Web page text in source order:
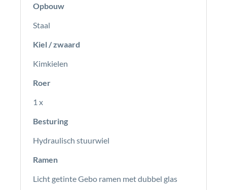
Opbouw
Staal
Kiel / zwaard
Kimkielen
Roer
1 x
Besturing
Hydraulisch stuurwiel
Ramen
Licht getinte Gebo ramen met dubbel glas